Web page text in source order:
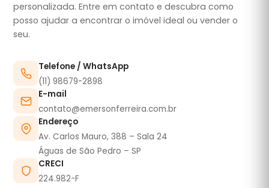
personalizada. Entre em contato e descubra como
posso ajudar a encontrar o imóvel ideal ou vender o
seu.
Telefone / WhatsApp
(11) 98679-2898
E-mail
contato@emersonferreira.com.br
Endereço
Av. Carlos Mauro, 388 – Sala 24
Águas de São Pedro – SP
CRECI
224.982-F